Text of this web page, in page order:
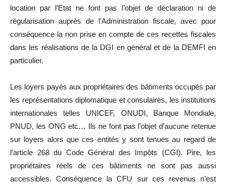
location par l’Etat ne font pas l’objet de déclaration ni de
régularisation auprès de l’Administration fiscale, avec pour
conséquence la non prise en compte de ces recettes fiscales
dans les réalisations de la DGI en général et de la DEMFI en
particulier.
Les loyers payés aux propriétaires des bâtiments occupés par
les représentations diplomatique et consulaires, les institutions
internationales telles UNICEF, ONUDI, Banque Mondiale,
PNUD, les ONG etc… Ils ne font pas l’objet d’aucune retenue
sur loyers alors que ces entités y sont tenues au regard de
l’article 268 du Code Général des Impôts (CGI). Pire, les
propriétaires réels de ces bâtiments ne sont pas aussi
accessibles. Conséquence la CFU sur ces revenus n’est